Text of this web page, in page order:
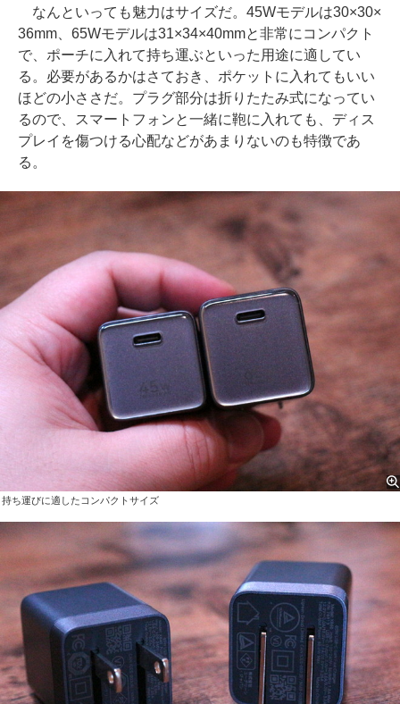
なんといっても魅力はサイズだ。45Wモデルは30×30×
36mm、65Wモデルは31×34×40mmと非常にコンパクト
で、ポーチに入れて持ち運ぶといった用途に適してい
る。必要があるかはさておき、ポケットに入れてもいい
ほどの小ささだ。プラグ部分は折りたたみ式になってい
るので、スマートフォンと一緒に鞄に入れても、ディス
プレイを傷つける心配などがあまりないのも特徴であ
る。
持ち運びに適したコンパクトサイズ